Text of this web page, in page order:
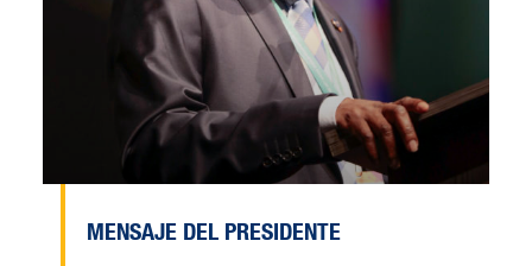
MENSAJE DEL PRESIDENTE